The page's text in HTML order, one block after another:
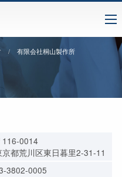
有限会社桐山製作所
116-0014
京都荒川区東日暮里2-31-11
3802-0005